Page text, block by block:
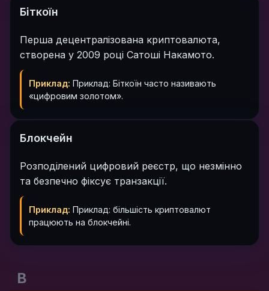
Біткоїн
Перша децентралізована криптовалюта,
створена у 2009 році Сатоші Накамото.
Приклад: Приклад: Біткоїн часто називають
«цифровим золотом».
Блокчейн
Розподілений цифровий реєстр, що незмінно
та безпечно фіксує транзакції.
Приклад: Приклад: більшість криптовалют
працюють на блокчейні.
В